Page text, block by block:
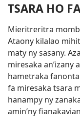
TSARA HO
Mieritreritra
Ataony kilalao
maty ny sasany.
miresaka an’izany
hametraka
fa miresaka tsara
hanampy ny
amin’ny